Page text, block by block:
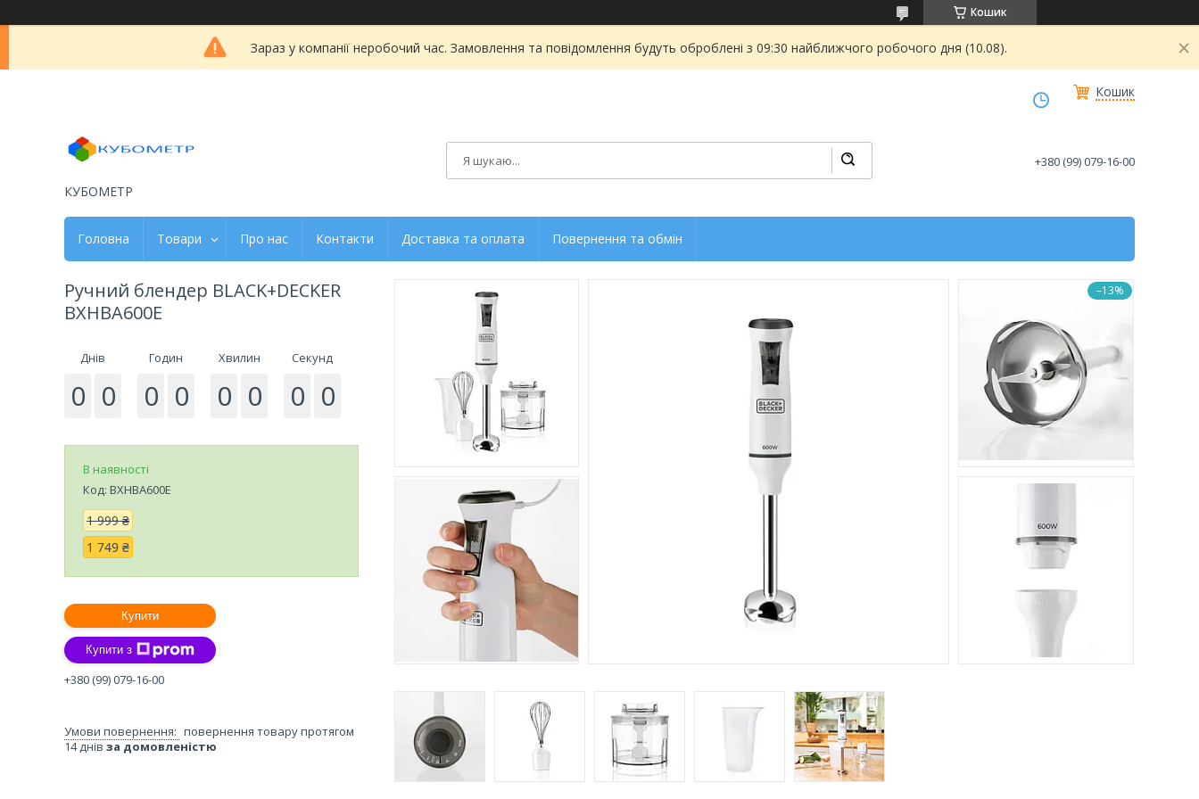
Кошик
Зараз у компанії неробочий час. Замовлення та повідомлення будуть оброблені з 09:30 найближчого робочого дня (10.08).
Кошик
КУБОМЕТР
+380 (99) 079-16-00
Головна Товари Про нас Контакти Доставка та оплата Повернення та обмін
–13%
Ручний блендер BLACK+DECKER
BXHBA600E
Днів
0 0
Годин
0 0
Хвилин
0 0
Секунд
0 0
В наявності
Код: BXHBA600E
1 999 ₴
1 749 ₴
Купити
Купити з
+380 (99) 079-16-00
повернення товару протягом
14 днів за домовленістю